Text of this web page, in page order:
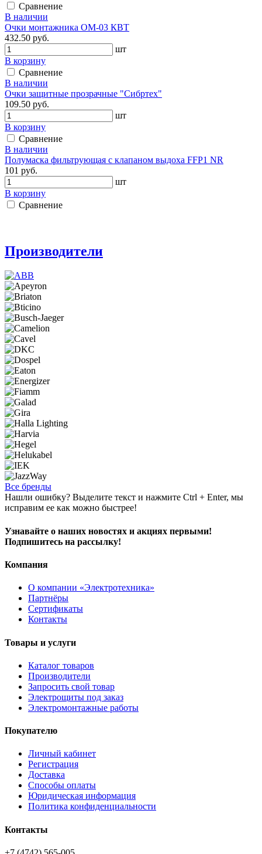
Сравнение
В наличии
Очки монтажника ОМ-03 КВТ
432.50 руб.
шт
В корзину
Сравнение
В наличии
Очки защитные прозрачные "Сибртех"
109.50 руб.
шт
В корзину
Сравнение
В наличии
Полумаска фильтрующая с клапаном выдоха FFP1 NR
101 руб.
шт
В корзину
Сравнение
Производители
Все бренды
Нашли ошибку? Выделите текст и нажмите Ctrl + Enter, мы
исправим ее как можно быстрее!
Узнавайте о наших новостях и акциях первыми!
Подпишитесь на рассылку!
Компания
О компании «Электротехника»
Партнёры
Сертификаты
Контакты
Товары и услуги
Каталог товаров
Производители
Запросить свой товар
Электрощиты под заказ
Электромонтажные работы
Покупателю
Личный кабинет
Регистрация
Доставка
Способы оплаты
Юридическая информация
Политика конфиденциальности
Контакты